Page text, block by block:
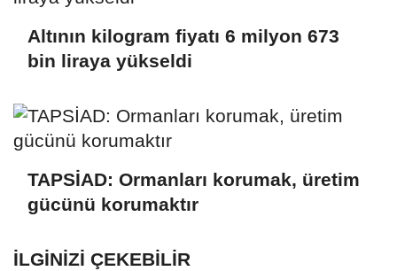
Altının kilogram fiyatı 6 milyon 673
bin liraya yükseldi
TAPSİAD: Ormanları korumak, üretim
gücünü korumaktır
İLGINIZI ÇEKEBILIR